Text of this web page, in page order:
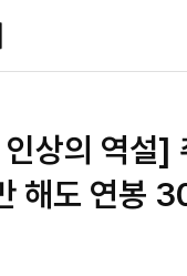
상의 역설]
해도 연봉